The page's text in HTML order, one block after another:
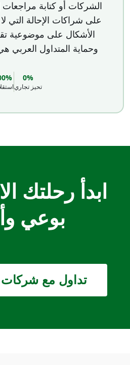
الشركات أو كتابة مراجعات
على شراكات الإحالة التي
الأشكال على موضوعية
وحماية المتداول العربي
0%
تحيز تجاري
ابدأ رحلتك
بوعي
تداول مع شركات